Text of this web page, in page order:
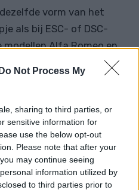
Do Not Process My
sharing to third parties, or
sensitive information for
use the below opt-out
Please note that after your
may continue seeing
information utilized by
to third parties prior to
vorm van het
als bij ESC- of DSC-
Alfa Romeo en
in plaats van een
verschil zit alleen in de
BERICHT